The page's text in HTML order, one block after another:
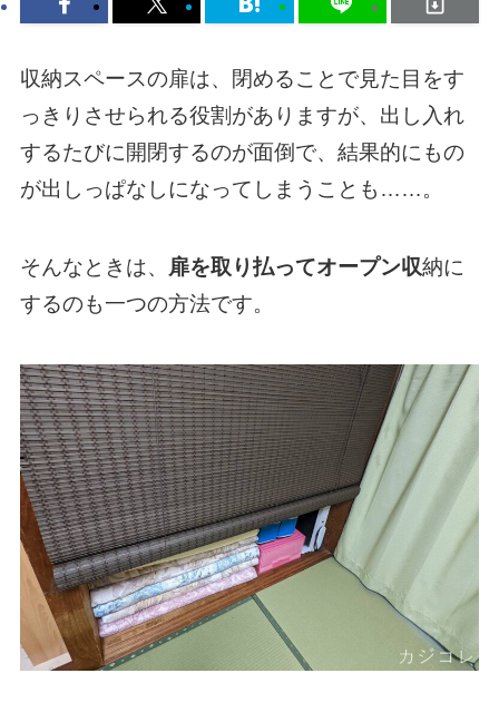
収納スペースの扉は、閉めることで見た目をす
っきりさせられる役割がありますが、出し入れ
するたびに開閉するのが面倒で、結果的にもの
が出しっぱなしになってしまうことも……。
そんなときは、 扉を取り払ってオープン収納に
するのも一つの方法です。